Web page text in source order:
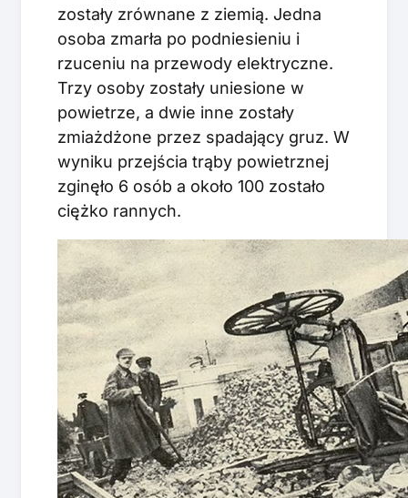
zostały zrównane z ziemią. Jedna
osoba zmarła po podniesieniu i
rzuceniu na przewody elektryczne.
Trzy osoby zostały uniesione w
powietrze, a dwie inne zostały
zmiażdżone przez spadający gruz. W
wyniku przejścia trąby powietrznej
zginęło 6 osób a około 100 zostało
ciężko rannych.